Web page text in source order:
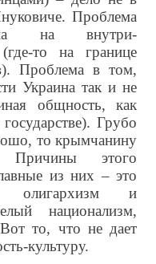
Проблема
на внутри-
то на границе
Проблема в том,
Украина так и не
общность, как
Грубо
то крымчанину
этого
из них – это
олигархизм и
национализм,
то, что не дает
культуру.